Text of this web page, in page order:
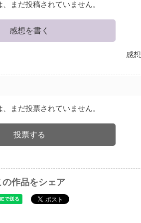
、まだ投稿されていません。
感想を書く
感
、まだ投票されていません。
投票する
の作品をシェア